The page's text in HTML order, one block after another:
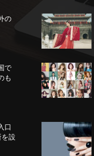
の
で
も
口
設